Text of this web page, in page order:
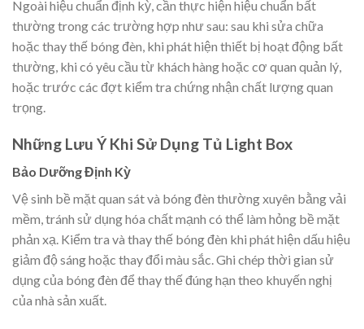
Ngoài hiệu chuẩn định kỳ, cần thực hiện hiệu chuẩn bất
thường trong các trường hợp như sau: sau khi sửa chữa
hoặc thay thế bóng đèn, khi phát hiện thiết bị hoạt động bất
thường, khi có yêu cầu từ khách hàng hoặc cơ quan quản lý,
hoặc trước các đợt kiểm tra chứng nhận chất lượng quan
trọng.
Những Lưu Ý Khi Sử Dụng Tủ Light Box
Bảo Dưỡng Định Kỳ
Vệ sinh bề mặt quan sát và bóng đèn thường xuyên bằng vải
mềm, tránh sử dụng hóa chất mạnh có thể làm hỏng bề mặt
phản xạ. Kiểm tra và thay thế bóng đèn khi phát hiện dấu hiệu
giảm độ sáng hoặc thay đổi màu sắc. Ghi chép thời gian sử
dụng của bóng đèn để thay thế đúng hạn theo khuyến nghị
của nhà sản xuất.